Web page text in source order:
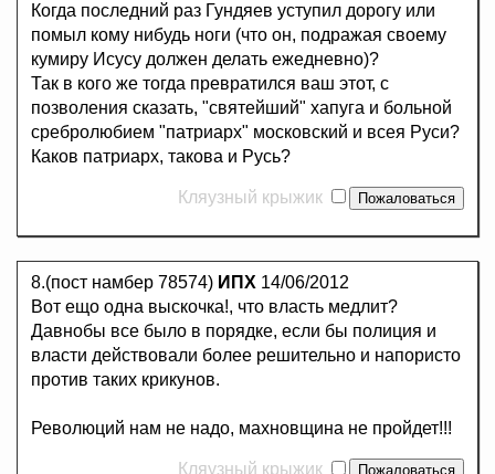
Когда последний раз Гундяев уступил дорогу или
помыл кому нибудь ноги (что он, подражая своему
кумиру Исусу должен делать ежедневно)?
Так в кого же тогда превратился ваш этот, с
позволения сказать, "святейший" хапуга и больной
сребролюбием "патриарх" московский и всея Руси?
Каков патриарх, такова и Русь?
Кляузный крыжик
8.(пост намбер 78574) ИПХ 14/06/2012
Вот ещо одна выскочка!, что власть медлит?
Давнобы все было в порядке, если бы полиция и
власти действовали более решительно и напористо
против таких крикунов.
Революций нам не надо, махновщина не пройдет!!!
Кляузный крыжик